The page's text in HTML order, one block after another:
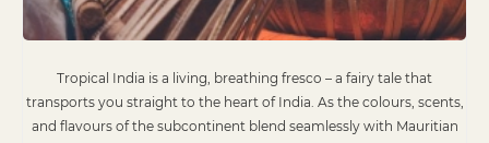
Tropical India is a living, breathing fresco – a fairy tale that
transports you straight to the heart of India. As the colours, scents,
and flavours of the subcontinent blend seamlessly with Mauritian